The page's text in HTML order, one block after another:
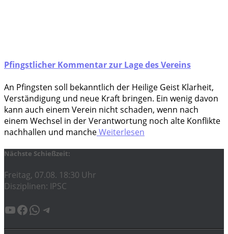
Pfingstlicher Kommentar zur Lage des Vereins
An Pfings­ten soll bekannt­lich der Hei­li­ge Geist Klar­heit,
Ver­stän­di­gung und neue Kraft brin­gen. Ein wenig davon
kann auch einem Ver­ein nicht scha­den, wenn nach
einem Wech­sel in der Ver­ant­wor­tung noch alte Kon­flik­te
nach­hal­len und man­cheWeiterlesen
Nächste Schießzeit:
Freitag, 07.08. 18:30 Uhr
Disziplinen: IPSC
YouTube
Facebook
WhatsApp
Telegram